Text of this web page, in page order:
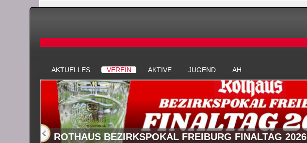
AKTUELLES VEREIN AKTIVE JUGEND AH
ROTHAUS BEZIRKSPOKAL FREIBURG FINALTAG 2026